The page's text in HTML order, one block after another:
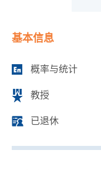
基本信息
概率与统计
教授
已退休